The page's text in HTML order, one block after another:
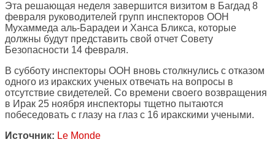
Эта решающая неделя завершится визитом в Багдад 8
февраля руководителей групп инспекторов ООН
Мухаммеда аль-Барадеи и Ханса Бликса, которые
должны будут представить свой отчет Совету
Безопасности 14 февраля.
В субботу инспекторы ООН вновь столкнулись с отказом
одного из иракских ученых отвечать на вопросы в
отсутствие свидетелей. Со времени своего возвращения
в Ирак 25 ноября инспекторы тщетно пытаются
побеседовать с глазу на глаз с 16 иракскими учеными.
Источник: Le Monde